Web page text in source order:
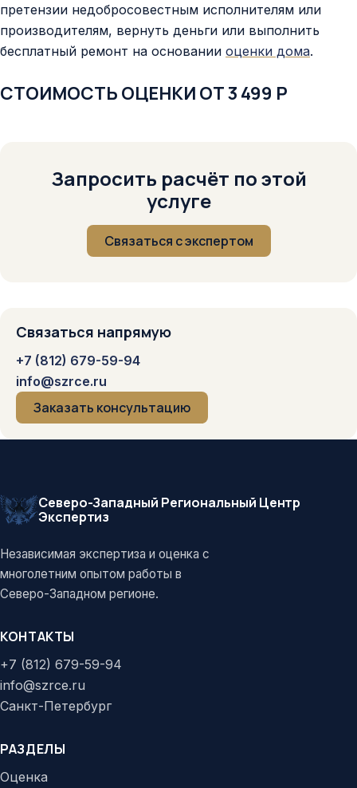
претензии недобросовестным исполнителям или
производителям, вернуть деньги или выполнить
бесплатный ремонт на основании оценки дома.
СТОИМОСТЬ ОЦЕНКИ ОТ 3 499 Р
Запросить расчёт по этой
услуге
Связаться с экспертом
Связаться напрямую
+7 (812) 679-59-94
info@szrce.ru
Заказать консультацию
Северо-Западный Региональный Центр
Экспертиз
Независимая экспертиза и оценка с
многолетним опытом работы в
Северо-Западном регионе.
КОНТАКТЫ
+7 (812) 679-59-94
info@szrce.ru
Санкт-Петербург
РАЗДЕЛЫ
Оценка